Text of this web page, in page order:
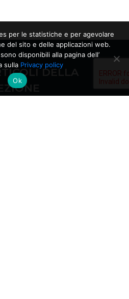
DELLA
per le statistiche e per agevolare
del sito e delle applicazioni web.
disponibili alla pagina dell’
sulla Privacy policy
Ok